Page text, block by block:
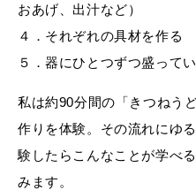
おあげ、出汁など）
４．それぞれの具材を作る
５．器にひとつずつ盛って
私は約90分間の「きつねう
作りを体験。その流れにゆ
験したらこんなことが学べ
みます。